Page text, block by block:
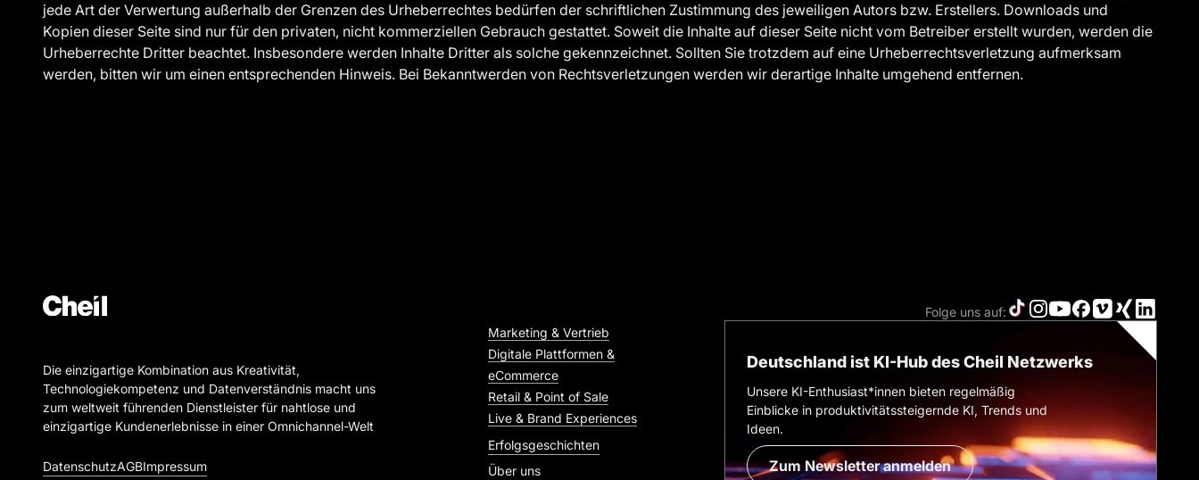
jede Art der Verwertung außerhalb der Grenzen des Urheberrechtes bedürfen der schriftlichen Zustimmung des jeweiligen Autors bzw. Erstellers. Downloads und
Kopien dieser Seite sind nur für den privaten, nicht kommerziellen Gebrauch gestattet. Soweit die Inhalte auf dieser Seite nicht vom Betreiber erstellt wurden, werden die
Urheberrechte Dritter beachtet. Insbesondere werden Inhalte Dritter als solche gekennzeichnet. Sollten Sie trotzdem auf eine Urheberrechtsverletzung aufmerksam
werden, bitten wir um einen entsprechenden Hinweis. Bei Bekanntwerden von Rechtsverletzungen werden wir derartige Inhalte umgehend entfernen.
Folge uns auf:
Die einzigartige Kombination aus Kreativität,
Technologiekompetenz und Datenverständnis macht uns
zum weltweit führenden Dienstleister für nahtlose und
einzigartige Kundenerlebnisse in einer Omnichannel-Welt
DatenschutzAGBImpressum
Marketing & Vertrieb
Digitale Plattformen &
eCommerce
Retail & Point of Sale
Live & Brand Experiences
Erfolgsgeschichten
Über uns
Deutschland ist KI-Hub des Cheil Netzwerks
Unsere KI-Enthusiast*innen bieten regelmäßig
Einblicke in produktivitätssteigernde KI, Trends und
Ideen.
Zum Newsletter anmelden